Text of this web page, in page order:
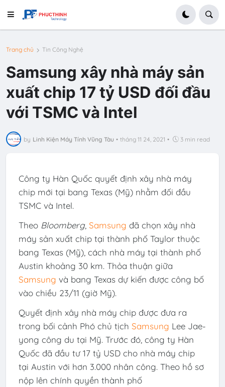
Trang chủ Tin Công Nghệ
Samsung xây nhà máy sản
xuất chip 17 tỷ USD đối đầu
với TSMC và Intel
by Linh Kiện Máy Tính Vũng Tàu • tháng 11 24, 2021 • 3 min read
Công ty Hàn Quốc quyết định xây nhà máy
chip mới tại bang Texas (Mỹ) nhằm đối đầu
TSMC và Intel.
Theo Bloomberg, Samsung đã chọn xây nhà
máy sản xuất chip tại thành phố Taylor thuộc
bang Texas (Mỹ), cách nhà máy tại thành phố
Austin khoảng 30 km. Thỏa thuận giữa
Samsung và bang Texas dự kiến được công bố
vào chiều 23/11 (giờ Mỹ).
Quyết định xây nhà máy chip được đưa ra
trong bối cảnh Phó chủ tịch Samsung Lee Jae-
yong công du tại Mỹ. Trước đó, công ty Hàn
Quốc đã đầu tư17 tỷ USDcho nhà máy chip
tại Austin với hơn 3.000 nhân công. Theo hồ sơ
nộp lên chính quyền thành phố